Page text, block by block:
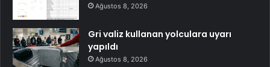
Ağustos 8, 2026
Gri valiz kullanan yolculara uyarı
yapıldı
Ağustos 8, 2026